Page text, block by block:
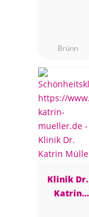
Brünn
Klinik Dr.
Katrin